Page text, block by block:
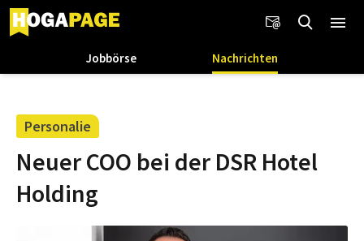
Jobbörse Nachrichten
Personalie
Neuer COO bei der DSR Hotel
Holding